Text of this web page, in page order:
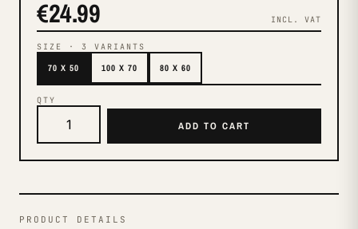
€24.99 INCL. VAT
SIZE · 3 VARIANTS
70 X 50 100 X 70 80 X 60
QTY
ADD TO CART
PRODUCT DETAILS